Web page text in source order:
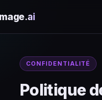
.ai
CONFIDENTIALITÉ
Politique